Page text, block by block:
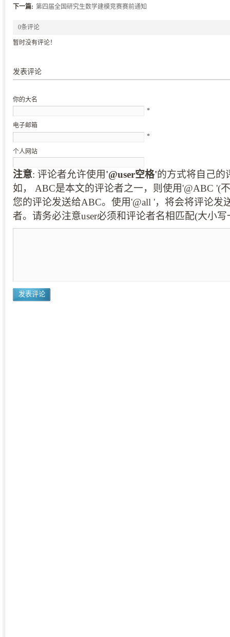
下一篇: 第四届全国研究生数学建模竞赛赛前通知
0条评论
暂时没有评论！
发表评论
你的大名
*
电子邮箱
*
个人网站
注意: 评论者允许使用'@user空格'的方式将自己的
如， ABC是本文的评论者之一，则使用'@ABC '(
您的评论发送给ABC。使用'@all '，将会将评论发
者。请务必注意user必须和评论者名相匹配(大小写